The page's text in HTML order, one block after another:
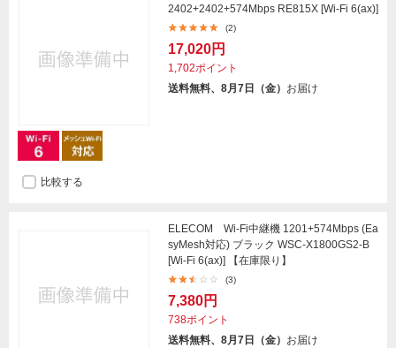
2402+2402+574Mbps RE815X [Wi-Fi 6(ax)]
(2)
17,020円
1,702ポイント
送料無料、8月7日（金） お届け
比較する
ELECOM Wi-Fi中継機 1201+574Mbps (Ea
syMesh対応) ブラック WSC-X1800GS2-B
[Wi-Fi 6(ax)] 【在庫限り】
(3)
7,380円
738ポイント
送料無料、8月7日（金） お届け